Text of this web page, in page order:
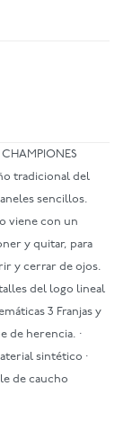
tradicional del
sencillos.
viene con un
y quitar, para
y cerrar de ojos.
del logo lineal
3 Franjas y
de herencia. ·
sintético ·
de caucho